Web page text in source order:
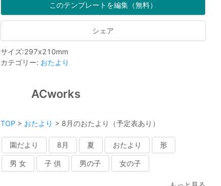
このテンプレートを編集（無料）
シェア
サイズ:297x210mm
カテゴリー: おたより
ACworks
TOP > おたより > 8月のおたより（予定表あり）
園だより 8月 夏 おたより 形
男 女 子 供 男の子 女の子